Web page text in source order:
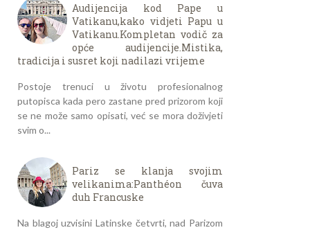
Audijencija kod Pape u
Vatikanu,kako vidjeti Papu u
Vatikanu.Kompletan vodič za
opće audijencije.Mistika,
tradicija i susret koji nadilazi vrijeme
Postoje trenuci u životu profesionalnog
putopisca kada pero zastane pred prizorom koji
se ne može samo opisati, već se mora doživjeti
svim o...
Pariz se klanja svojim
velikanima:Panthéon čuva
duh Francuske
Na blagoj uzvisini Latinske četvrti, nad Parizom